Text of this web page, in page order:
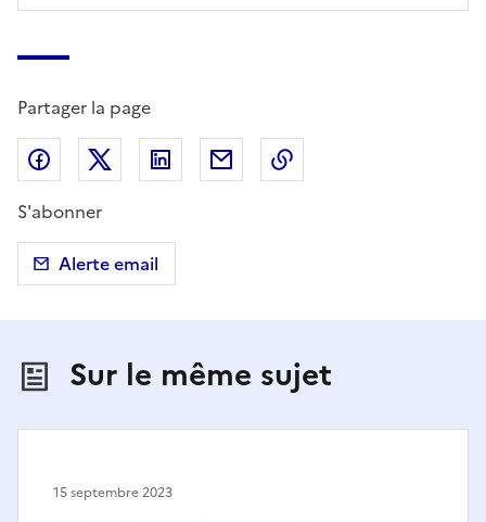
Partager la page
Partager sur Facebook
Partager sur X (anciennement Twitter)
Partager sur LinkedIn
Partager par email
S'abonner
Alerte email
Sur le même sujet
15 septembre 2023